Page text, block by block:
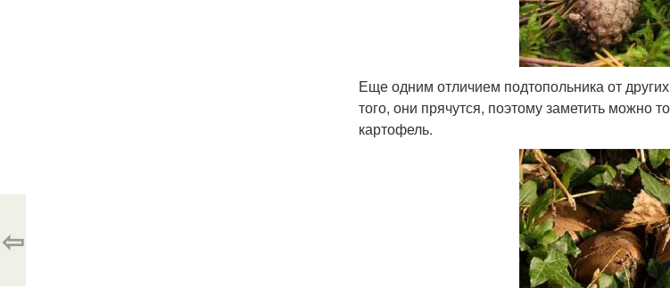
Еще одним отличием подтопольника от
того, они прячутся, поэтому заметить можно
картофель.
⇦